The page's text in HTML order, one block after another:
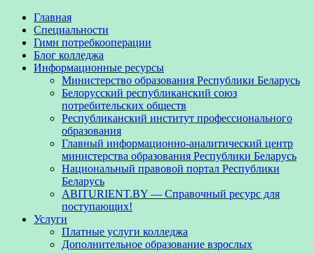
Главная
Специальности
Гимн потребкооперации
Блог колледжа
Информационные ресурсы
Министерство образования Республики Беларусь
Белорусский республиканский союз
потребительских обществ
Республиканский институт профессионального
образования
Главный информационно-аналитический центр
министерства образования Республики Беларусь
Национальный правовой портал Республики
Беларусь
ABITURIENT.BY — Справочный ресурс для
поступающих!
Услуги
Платные услуги колледжа
Дополнительное образование взрослых